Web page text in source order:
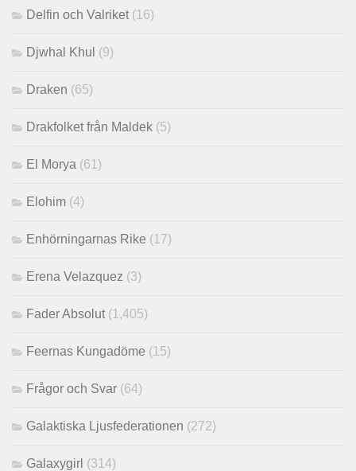
Delfin och Valriket (16)
Djwhal Khul (9)
Draken (65)
Drakfolket från Maldek (5)
El Morya (61)
Elohim (4)
Enhörningarnas Rike (17)
Erena Velazquez (3)
Fader Absolut (1,405)
Feernas Kungadöme (15)
Frågor och Svar (64)
Galaktiska Ljusfederationen (272)
Galaxygirl (314)